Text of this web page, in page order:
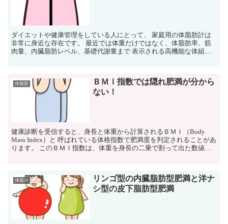
ダイエットや健康管理をしている人にとって、 家庭用の体脂肪計は
非常に身近な存在です。 最近では体重だけではなく、体脂肪率、筋
肉量、内臓脂肪レベル、基礎代謝量まで 表示される高機能な体組成
体脂肪
ＢＭＩ指数では隠れ肥満が分から
ない！
健康診断を受信すると、身長と体重から計算されるＢＭＩ（Body
Mass Index）と 呼ばれている体格指数で肥満度を判定されることがあ
ります。 このＢＭＩ指数は、体重を身長の二乗で割って出た数値か
体脂肪
リンゴ型の内臓脂肪型肥満と洋ナ
シ型の皮下脂肪型肥満